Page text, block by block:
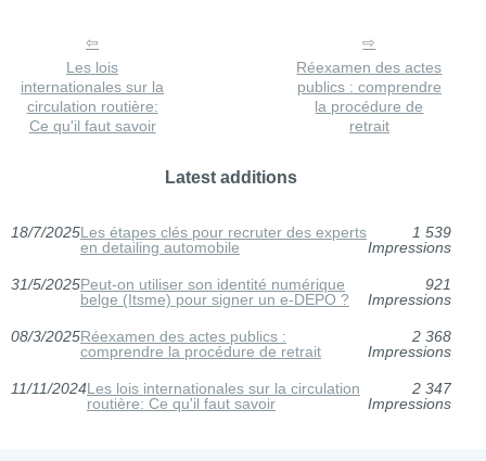
Les lois
internationales sur la
circulation routière:
Ce qu'il faut savoir
Réexamen des actes
publics : comprendre
la procédure de
retrait
Latest additions
18/7/2025Les étapes clés pour recruter des experts
en detailing automobile
1 539
Impressions
31/5/2025Peut-on utiliser son identité numérique
belge (Itsme) pour signer un e-DEPO ?
921
Impressions
08/3/2025Réexamen des actes publics :
comprendre la procédure de retrait
2 368
Impressions
11/11/2024Les lois internationales sur la circulation
routière: Ce qu'il faut savoir
2 347
Impressions